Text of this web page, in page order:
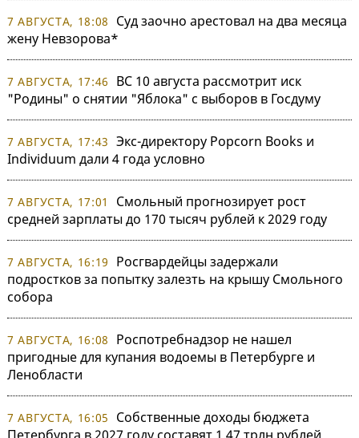
7 АВГУСТА, 18:08
Суд заочно арестовал на два месяца
жену Невзорова*
7 АВГУСТА, 17:46
ВС 10 августа рассмотрит иск
"Родины" о снятии "Яблока" с выборов в Госдуму
7 АВГУСТА, 17:43 Экс-директору Popcorn Books и
Individuum дали 4 года условно
7 АВГУСТА, 17:01
Смольный прогнозирует рост
средней зарплаты до 170 тысяч рублей к 2029 году
7 АВГУСТА, 16:19
Росгвардейцы задержали
подростков за попытку залезть на крышу Смольного
собора
7 АВГУСТА, 16:08
Роспотребнадзор не нашел
пригодные для купания водоемы в Петербурге и
Ленобласти
7 АВГУСТА, 16:05
Собственные доходы бюджета
Петербурга в 2027 году составят 1,47 трлн рублей